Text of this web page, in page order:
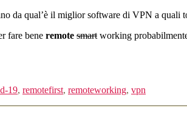
da qual’è il miglior software di VPN a quali
fare bene remote smart working
19, remotefirst, remoteworking, vpn